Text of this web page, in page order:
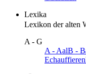
Lexika
Lexikon der alten
A - G
A - AalB -
Echauffieren